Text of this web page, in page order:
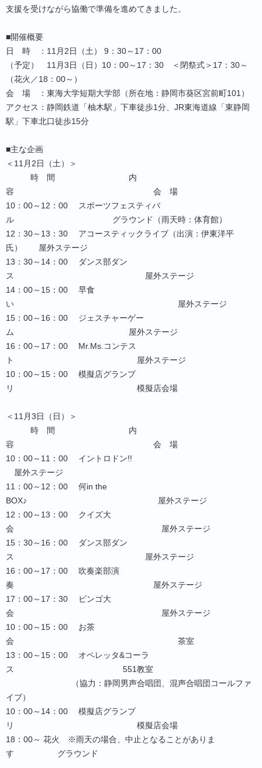
支援を受けながら協働で準備を進めてきました。
■開催概要
日 時 ：11月2日（土） 9：30～17：00
（予定） 11月3日（日）10：00～17：30 ＜閉祭式＞17：30～
（花火／18：00～）
会 場 ：東海大学短期大学部（所在地：静岡市葵区宮前町101）
アクセス：静岡鉄道「柚木駅」下車徒歩1分、JR東海道線「東静岡
駅」下車北口徒歩15分
■主な企画
＜11月2日（土）＞
時 間 内
容 会 場
10：00～12：00 スポーツフェスティバ
ル グラウンド（雨天時：体育館）
12：30～13：30 アコースティックライブ（出演：伊東洋平
氏） 屋外ステージ
13：30～14：00 ダンス部ダン
ス 屋外ステージ
14：00～15：00 早食
い 屋外ステージ
15：00～16：00 ジェスチャーゲー
ム 屋外ステージ
16：00～17：00 Mr.Ms.コンテス
ト 屋外ステージ
10：00～15：00 模擬店グランプ
リ 模擬店会場
＜11月3日（日）＞
時 間 内
容 会 場
10：00～11：00 イントロドン!!
屋外ステージ
11：00～12：00 何in the
BOX♪ 屋外ステージ
12：00～13：00 クイズ大
会 屋外ステージ
15：30～16：00 ダンス部ダン
ス 屋外ステージ
16：00～17：00 吹奏楽部演
奏 屋外ステージ
17：00～17：30 ビンゴ大
会 屋外ステージ
10：00～15：00 お茶
会 茶室
13：00～15：00 オペレッタ&コーラ
ス 551教室
（協力：静岡男声合唱団、混声合唱団コールファ
イブ）
10：00～14：00 模擬店グランプ
リ 模擬店会場
18：00～ 花火 ※雨天の場合、中止となることがありま
す グラウンド